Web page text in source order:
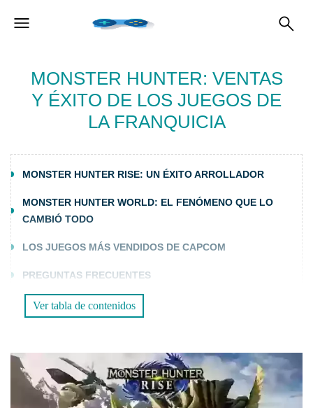
MONSTER HUNTER: VENTAS
Y ÉXITO DE LOS JUEGOS DE
LA FRANQUICIA
MONSTER HUNTER RISE: UN ÉXITO ARROLLADOR
MONSTER HUNTER WORLD: EL FENÓMENO QUE LO
CAMBIÓ TODO
LOS JUEGOS MÁS VENDIDOS DE CAPCOM
PREGUNTAS FRECUENTES
1. ¿CUÁL ES EL JUEGO MÁS VENDIDO DE LA FRANQUICIA
MONSTER HUNTER?
HUNTER RISE?
CONCLUSIÓN
Ver tabla de contenidos